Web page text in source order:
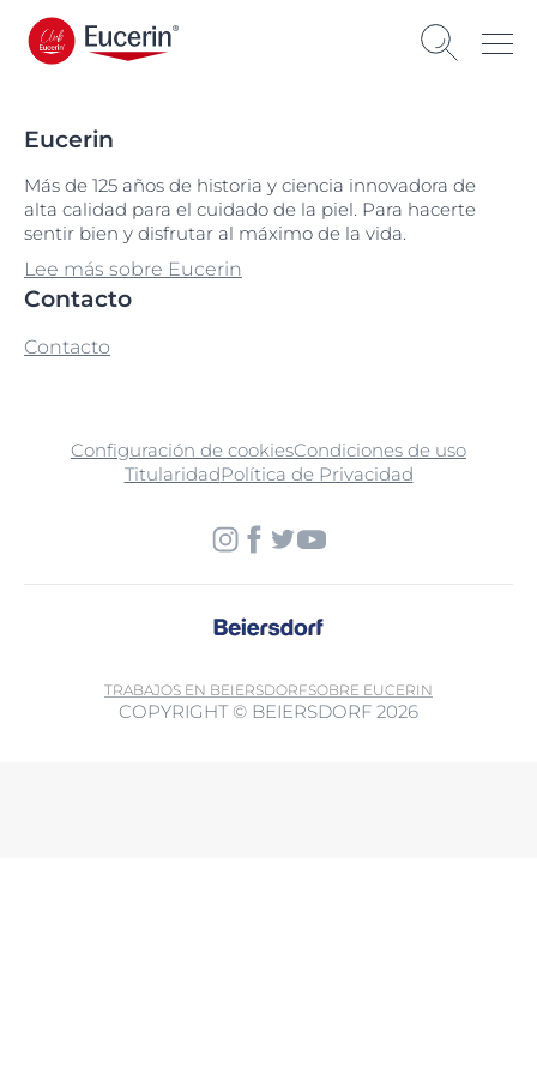
Eucerin
Más de 125 años de historia y ciencia innovadora de
alta calidad para el cuidado de la piel. Para hacerte
sentir bien y disfrutar al máximo de la vida.
Lee más sobre Eucerin
Contacto
Contacto
Configuración de cookiesCondiciones de uso
TitularidadPolítica de Privacidad
TRABAJOS EN BEIERSDORFSOBRE EUCERIN
COPYRIGHT © BEIERSDORF 2026